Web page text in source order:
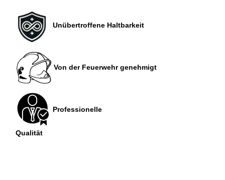
Unübertroffene Haltbarkeit
Von der Feuerwehr genehmigt
Professionelle
Qualität